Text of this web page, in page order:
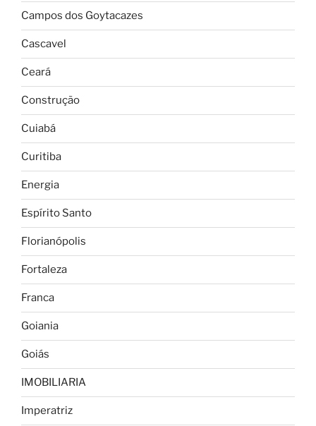
Campos dos Goytacazes
Cascavel
Ceará
Construção
Cuiabá
Curitiba
Energia
Espírito Santo
Florianópolis
Fortaleza
Franca
Goiania
Goiás
IMOBILIARIA
Imperatriz